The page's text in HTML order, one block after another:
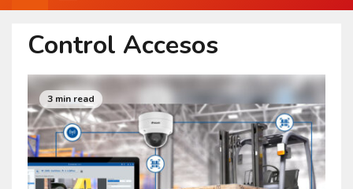
Control Accesos
3 min read